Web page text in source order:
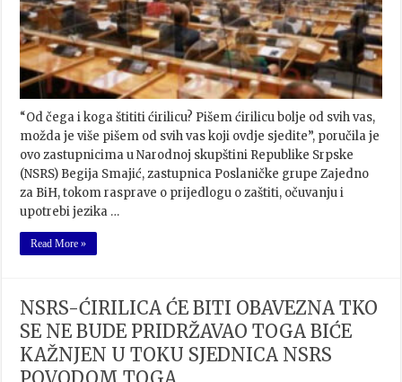
“Od čega i koga štititi ćirilicu? Pišem ćirilicu bolje od svih vas,
možda je više pišem od svih vas koji ovdje sjedite”, poručila je
ovo zastupnicima u Narodnoj skupštini Republike Srpske
(NSRS) Begija Smajić, zastupnica Poslaničke grupe Zajedno
za BiH, tokom rasprave o prijedlogu o zaštiti, očuvanju i
upotrebi jezika …
Read More »
NSRS-ĆIRILICA ĆE BITI OBAVEZNA TKO
SE NE BUDE PRIDRŽAVAO TOGA BIĆE
KAŽNJEN U TOKU SJEDNICA NSRS